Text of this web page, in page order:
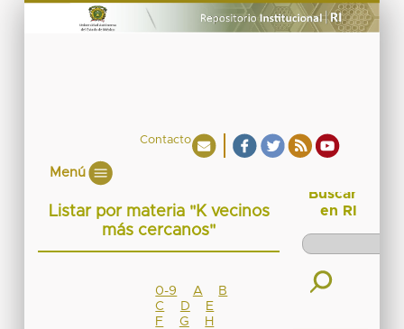
Contacto
Menú
Listar por materia "K vecinos
más cercanos"
0-9 A
B
C
D
E
F
G
H
Buscar
en RI